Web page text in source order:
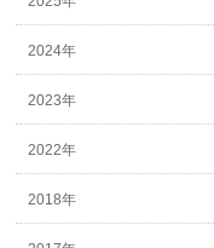
2024年
2023年
2022年
2018年